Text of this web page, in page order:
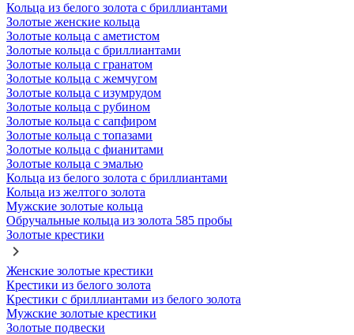
Кольца из белого золота с бриллиантами
Золотые женские кольца
Золотые кольца с аметистом
Золотые кольца с бриллиантами
Золотые кольца с гранатом
Золотые кольца с жемчугом
Золотые кольца с изумрудом
Золотые кольца с рубином
Золотые кольца с сапфиром
Золотые кольца с топазами
Золотые кольца с фианитами
Золотые кольца с эмалью
Кольца из белого золота с бриллиантами
Кольца из желтого золота
Мужские золотые кольца
Обручальные кольца из золота 585 пробы
Золотые крестики
Женские золотые крестики
Крестики из белого золота
Крестики с бриллиантами из белого золота
Мужские золотые крестики
Золотые подвески